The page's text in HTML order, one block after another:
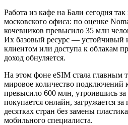
Работа из кафе на Бали сегодня
московского офиса: по оценке
кочевников превысило 35 млн
Их базовый ресурс — устойчивый
клиентом или доступа к облакам
доход обнуляется.
На этом фоне eSIM стала главным
мировое количество
превысило 600 млн, утроившись
покупается онлайн, загружается
десятках стран без замены
мобильного специалиста.